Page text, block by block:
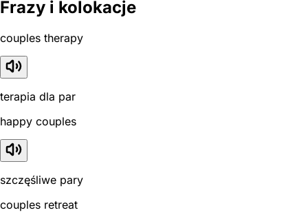
Frazy i kolokacje
couples therapy
terapia dla par
happy couples
szczęśliwe pary
couples retreat